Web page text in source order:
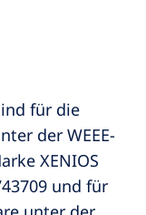
für die
der WEEE-
XENIOS
und für